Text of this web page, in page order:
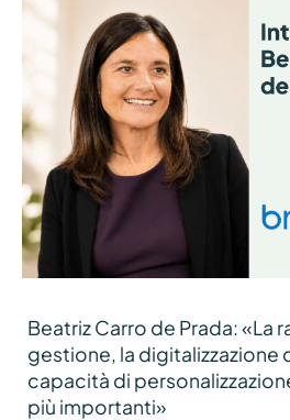
Beatriz Carro de Prada: «La
gestione, la digitalizzazione
capacità di
più importanti»